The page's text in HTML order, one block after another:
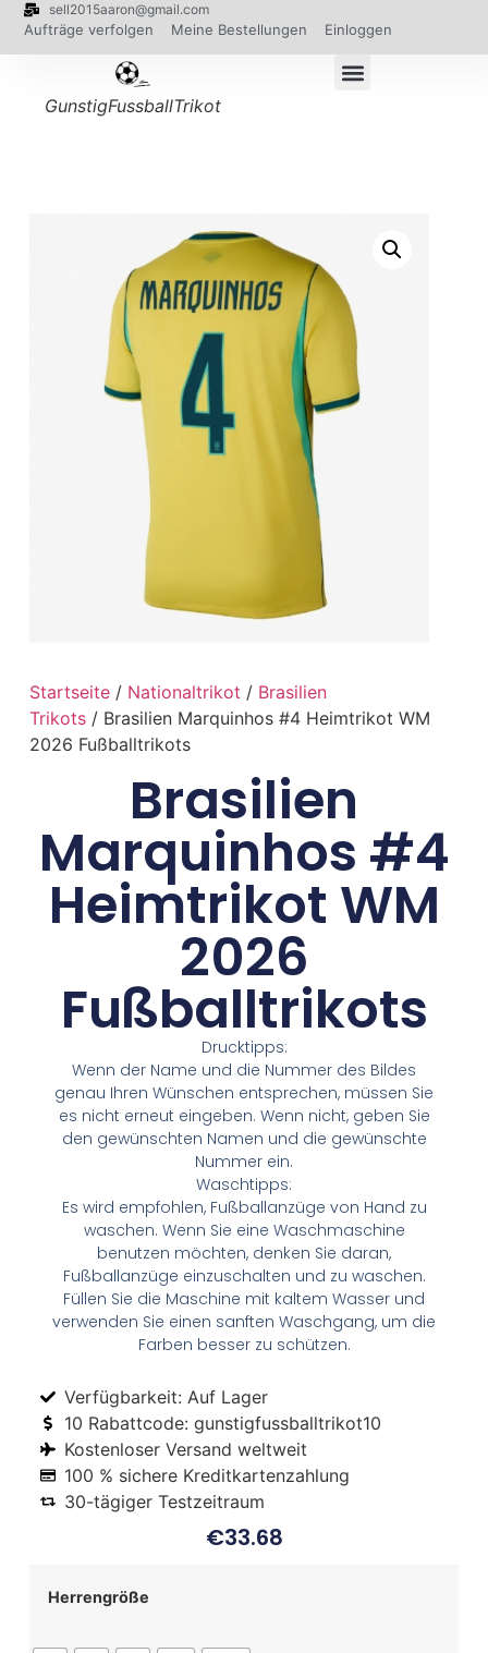
sell2015aaron@gmail.com
Aufträge verfolgen Meine Bestellungen Einloggen
GunstigFussballTrikot
Startseite/ Nationaltrikot / Brasilien
Trikots/ Brasilien Marquinhos #4 Heimtrikot WM
2026 Fußballtrikots
Brasilien
Marquinhos #4
Heimtrikot WM
2026
Fußballtrikots
Drucktipps:
Wenn der Name und die Nummer des Bildes
genau Ihren Wünschen entsprechen, müssen Sie
es nicht erneut eingeben. Wenn nicht, geben Sie
den gewünschten Namen und die gewünschte
Nummer ein.
Waschtipps:
Es wird empfohlen, Fußballanzüge von Hand zu
waschen. Wenn Sie eine Waschmaschine
benutzen möchten, denken Sie daran,
Fußballanzüge einzuschalten und zu waschen.
Füllen Sie die Maschine mit kaltem Wasser und
verwenden Sie einen sanften Waschgang, um die
Farben besser zu schützen.
Verfügbarkeit: Auf Lager
10 Rabattcode: gunstigfussballtrikot10
Kostenloser Versand weltweit
100 % sichere Kreditkartenzahlung
30-tägiger Testzeitraum
€33.68
Herrengröße